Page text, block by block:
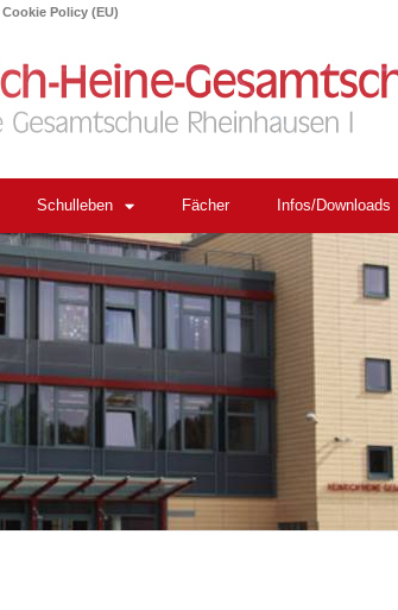
Cookie Policy (EU)
Schulleben Fächer Infos/Downloads